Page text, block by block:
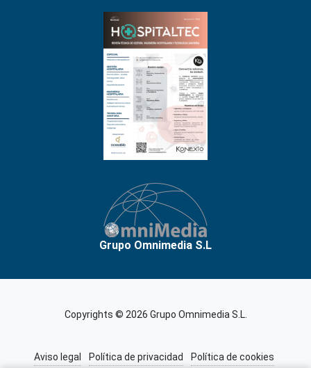
Grupo Omnimedia S.L
Copyrights © 2026 Grupo Omnimedia S.L.
Aviso legal Política de privacidad Política de cookies